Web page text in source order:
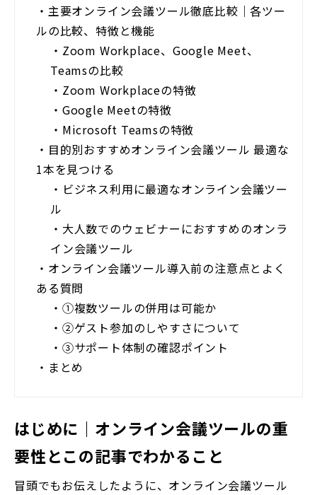
・ 主要オンライン会議ツール徹底比較｜各ツー
ルの比較、特徴と機能
・ Zoom Workplace、Google Meet、
Teamsの比較
・ Zoom Workplaceの特徴
・ Google Meetの特徴
・ Microsoft Teamsの特徴
・ 目的別おすすめオンライン会議ツール 最適な
1本を見つける
・ ビジネス利用に最適なオンライン会議ツー
ル
・ 大人数でのウェビナーにおすすめのオンラ
イン会議ツール
・ オンライン会議ツール導入前の注意点とよく
ある質問
・ ①複数ツールの併用は可能か
・ ②ゲスト参加のしやすさについて
・ ③サポート体制の確認ポイント
・ まとめ
はじめに｜オンライン会議ツールの重
要性とこの記事でわかること
冒頭でもお伝えしたように、オンライン会議ツール